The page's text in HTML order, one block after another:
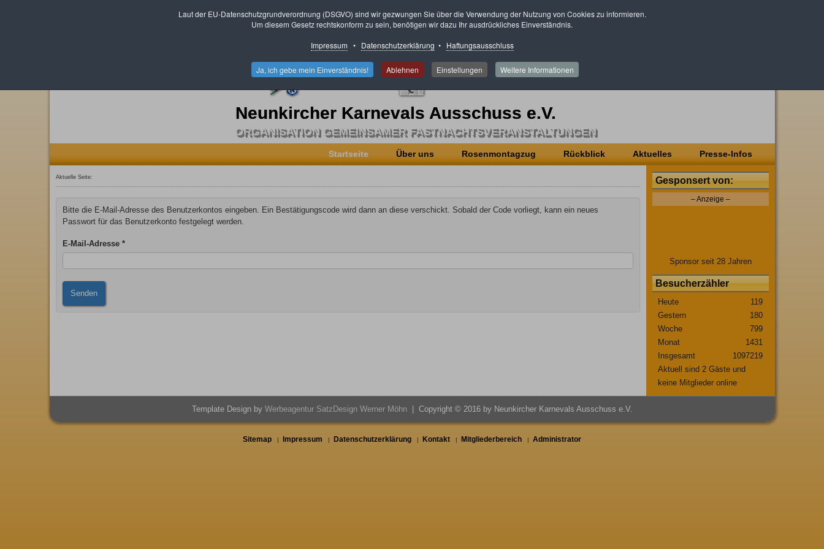
Neunkircher Karnevals Ausschuss e.V.
ORGANISATION GEMEINSAMER FASTNACHTSVERANSTALTUNGEN
Startseite Über uns Rosenmontagzug Rückblick Aktuelles Presse-Infos
Aktuelle Seite:
Bitte die E-Mail-Adresse des Benutzerkontos eingeben. Ein Bestätigungscode wird dann an diese verschickt. Sobald der Code vorliegt, kann ein neues
Passwort für das Benutzerkonto festgelegt werden.
E-Mail-Adresse*
Senden
Gesponsert von:
– Anzeige –
Sponsor seit 28 Jahren
Besucherzähler
Heute
119
Gestern
180
Woche
799
Monat
1431
Insgesamt
1097219
Aktuell sind 2 Gäste und
keine Mitglieder online
Template Design by Werbeagentur SatzDesign Werner Möhn| Copyright © 2016 by Neunkircher Karnevals Ausschuss e.V.
Sitemap | Impressum | Datenschutzerklärung | Kontakt | Mitgliederbereich | Administrator
Laut der EU-Datenschutzgrundverordnung (DSGVO) sind wir gezwungen Sie über die Verwendung der Nutzung von Cookies zu informieren.
Um diesem Gesetz rechtskonform zu sein, benötigen wir dazu Ihr ausdrückliches Einverständnis.
Impressum • Datenschutzerklärung • Haftungsausschluss
Ja, ich gebe mein Einverständnis! Ablehnen Einstellungen Weitere Informationen